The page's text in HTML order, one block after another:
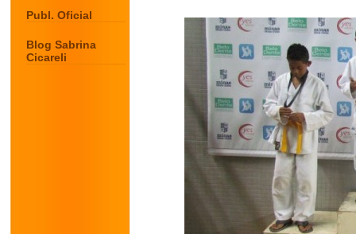
Publ. Oficial
Blog Sabrina
Cicareli